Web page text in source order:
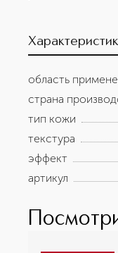
область
страна
тип кожи
текстура
эффект
артикул